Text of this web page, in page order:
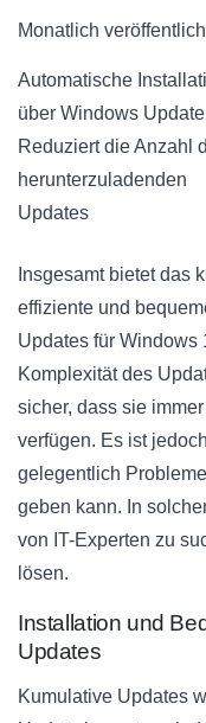
Monatlich
Automatische
über Windows Update
Reduziert die Anzahl
herunterzuladenden
Updates
Insgesamt bietet das
effiziente und
Updates für Windows
Komplexität des
sicher, dass sie
verfügen. Es ist
gelegentlich
geben kann. In
von IT-Experten zu
lösen.
Installation und
Updates
Kumulative Updates